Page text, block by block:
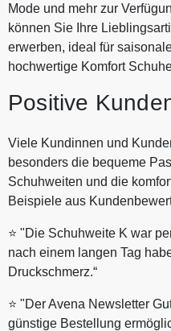
Mode und mehr zur
können Sie Ihre
erwerben, ideal für
hochwertige Komfort
Positive
Viele Kundinnen und
besonders die bequeme
Schuhweiten und die
Beispiele aus
⭐ "Die Schuhweite K war
nach einem langen Tag
Druckschmerz.“
⭐ "Der Avena Newsletter
günstige Bestellung